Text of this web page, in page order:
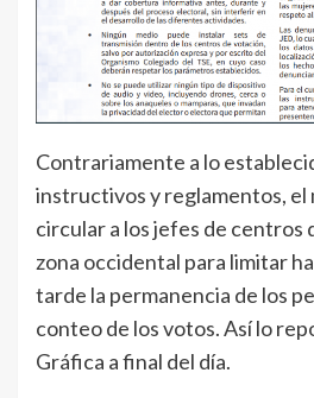
Contrariamente a lo
instructivos y reglamentos, el
circular a los jefes de centros
zona occidental para limitar
tarde la permanencia de los
conteo de los votos. Así lo
Gráfica a final del día.